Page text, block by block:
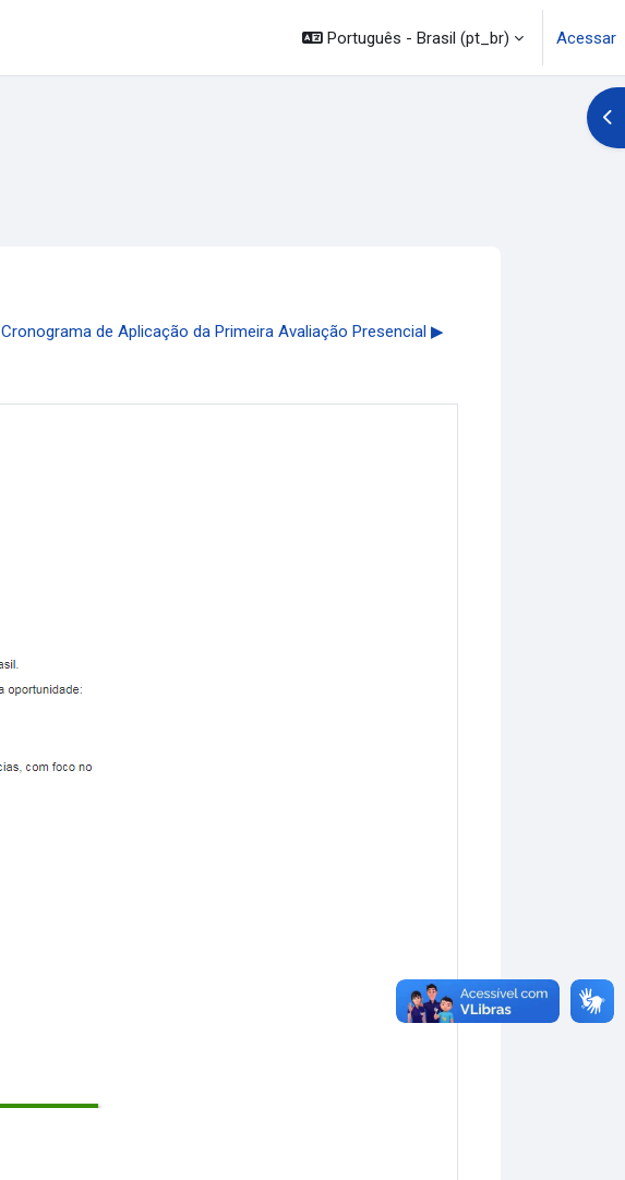
Português - Brasil ‎(pt_br)‎ Acessar
Cronograma de Aplicação da Primeira Avaliação Presencial ▶︎